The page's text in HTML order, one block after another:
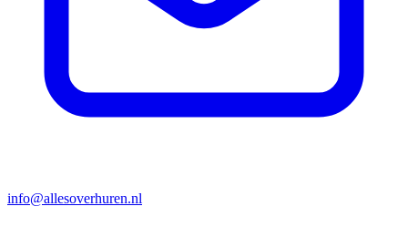
info@allesoverhuren.nl